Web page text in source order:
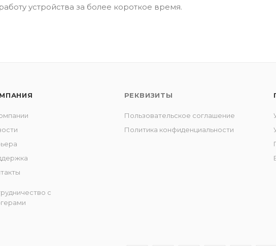
устройства за более короткое время.
с
РЕКВИЗИТЫ
Пользовательское соглашение
Политика конфиденциальности